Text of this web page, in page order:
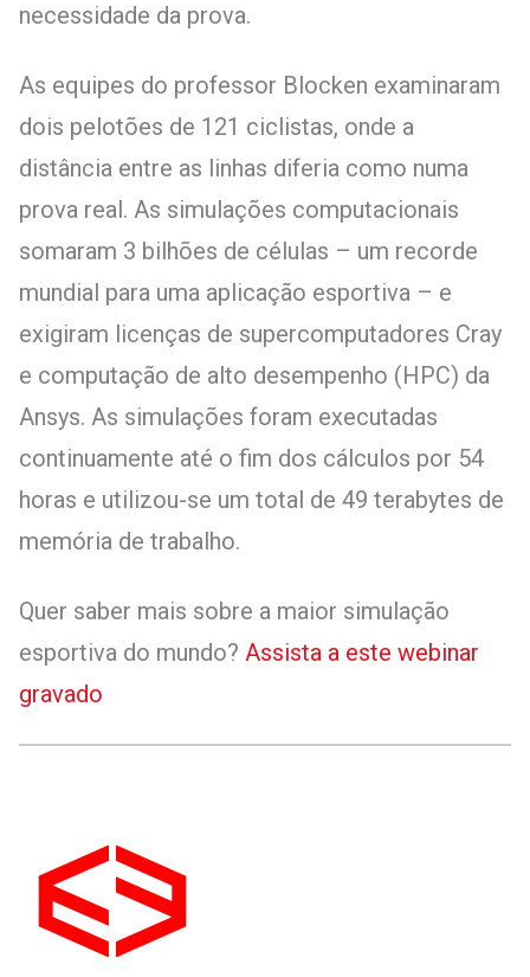
necessidade da prova.
As equipes do professor Blocken examinaram
dois pelotões de 121 ciclistas, onde a
distância entre as linhas diferia como numa
prova real. As simulações computacionais
somaram 3 bilhões de células – um recorde
mundial para uma aplicação esportiva – e
exigiram licenças de supercomputadores Cray
e computação de alto desempenho (HPC) da
Ansys. As simulações foram executadas
continuamente até o fim dos cálculos por 54
horas e utilizou-se um total de 49 terabytes de
memória de trabalho.
Quer saber mais sobre a maior simulação
esportiva do mundo? Assista a este webinar
gravado